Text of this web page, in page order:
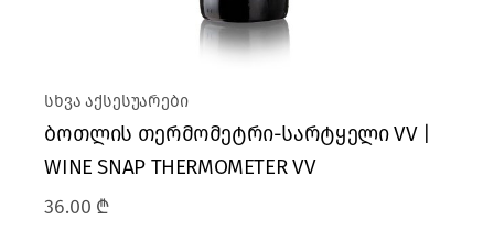
სხვა აქსესუარები
ბოთლის თერმომეტრი-სარტყელი VV |
WINE SNAP THERMOMETER VV
36.00 ₾